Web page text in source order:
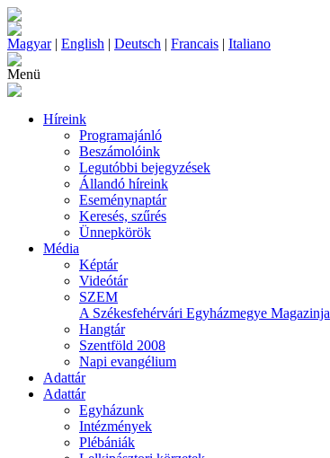
Magyar| English | Deutsch | Francais | Italiano
Menü
Híreink
Programajánló
Beszámolóink
Legutóbbi bejegyzések
Állandó híreink
Eseménynaptár
Keresés, szűrés
Ünnepkörök
Média
Képtár
Videótár
SZEM
A Székesfehérvári Egyházmegye Magazinja
Hangtár
Szentföld 2008
Napi evangélium
Adattár
Adattár
Egyházunk
Intézmények
Plébániák